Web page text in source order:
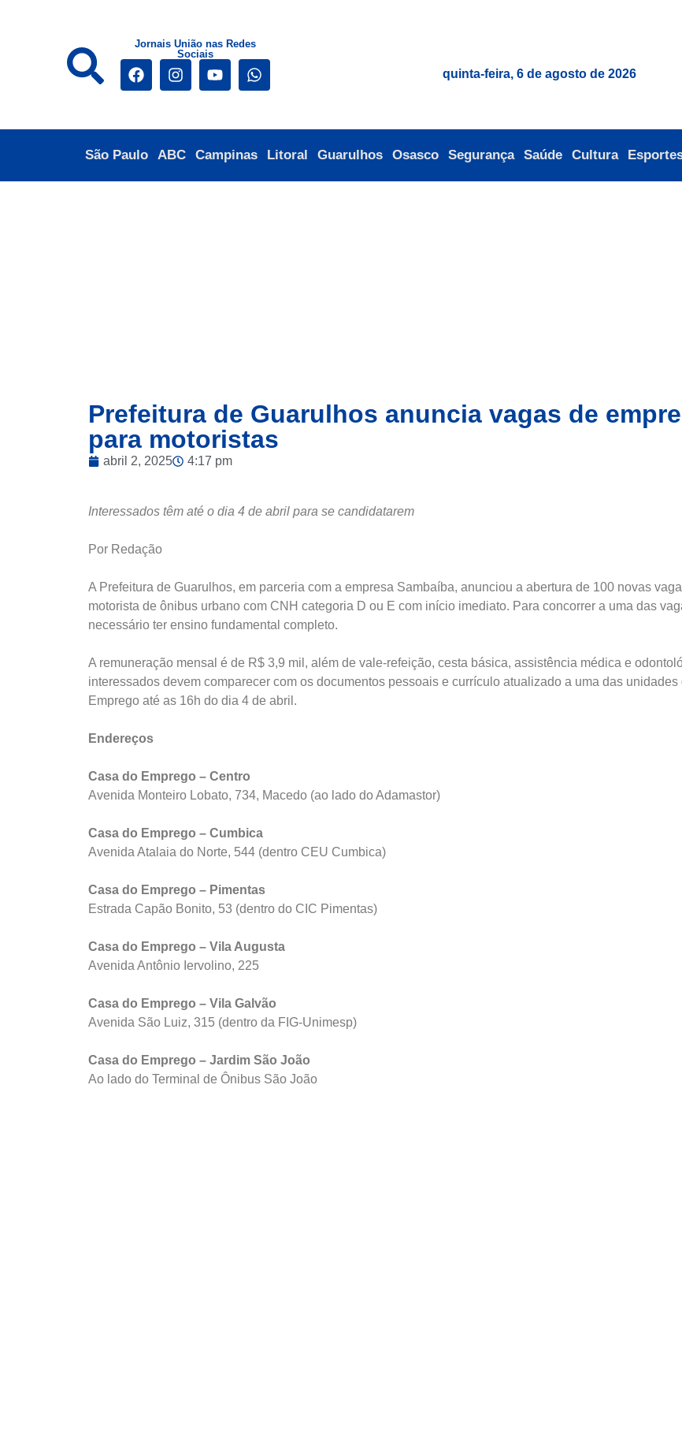
Jornais União nas Redes
Sociais
quinta-feira, 6 de agosto de 2026
São Paulo ABC Campinas Litoral Guarulhos Osasco Segurança Saúde Cultura
Prefeitura de Guarulhos anuncia vagas de
para motoristas
abril 2, 2025 4:17 pm
Interessados têm até o dia 4 de abril para se candidatarem
Por Redação
A Prefeitura de Guarulhos, em parceria com a empresa Sambaíba, anunciou a abertura de 100 novas
motorista de ônibus urbano com CNH categoria D ou E com início imediato. Para concorrer a uma das
necessário ter ensino fundamental completo.
A remuneração mensal é de R$ 3,9 mil, além de vale-refeição, cesta básica, assistência médica e
interessados devem comparecer com os documentos pessoais e currículo atualizado a uma das unidades
Emprego até as 16h do dia 4 de abril.
Endereços
Casa do Emprego – Centro
Avenida Monteiro Lobato, 734, Macedo (ao lado do Adamastor)
Casa do Emprego – Cumbica
Avenida Atalaia do Norte, 544 (dentro CEU Cumbica)
Casa do Emprego – Pimentas
Estrada Capão Bonito, 53 (dentro do CIC Pimentas)
Casa do Emprego – Vila Augusta
Avenida Antônio Iervolino, 225
Casa do Emprego – Vila Galvão
Avenida São Luiz, 315 (dentro da FIG-Unimesp)
Casa do Emprego – Jardim São João
Ao lado do Terminal de Ônibus São João